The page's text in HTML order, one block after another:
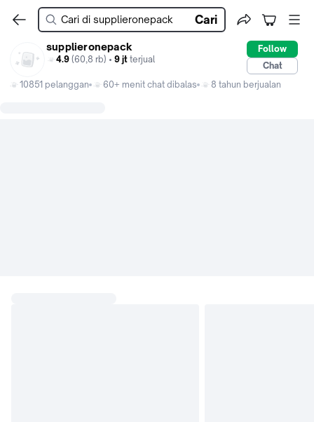
Cari
supplieronepack
4.9 (60,8 rb) • 9 jt terjual
Follow
Chat
10851 pelanggan
60+ menit chat dibalas 8 tahun berjualan